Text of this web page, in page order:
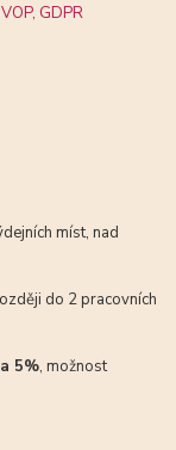
GDPR
míst, nad
do 2 pracovních
5%, možnost